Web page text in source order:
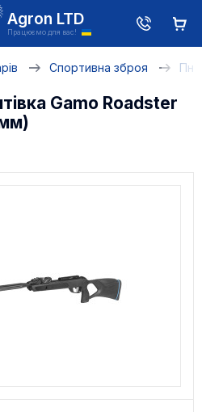
Agron LTD
Працюємо для вас!
Спортивна зброя
Gamo Roadster